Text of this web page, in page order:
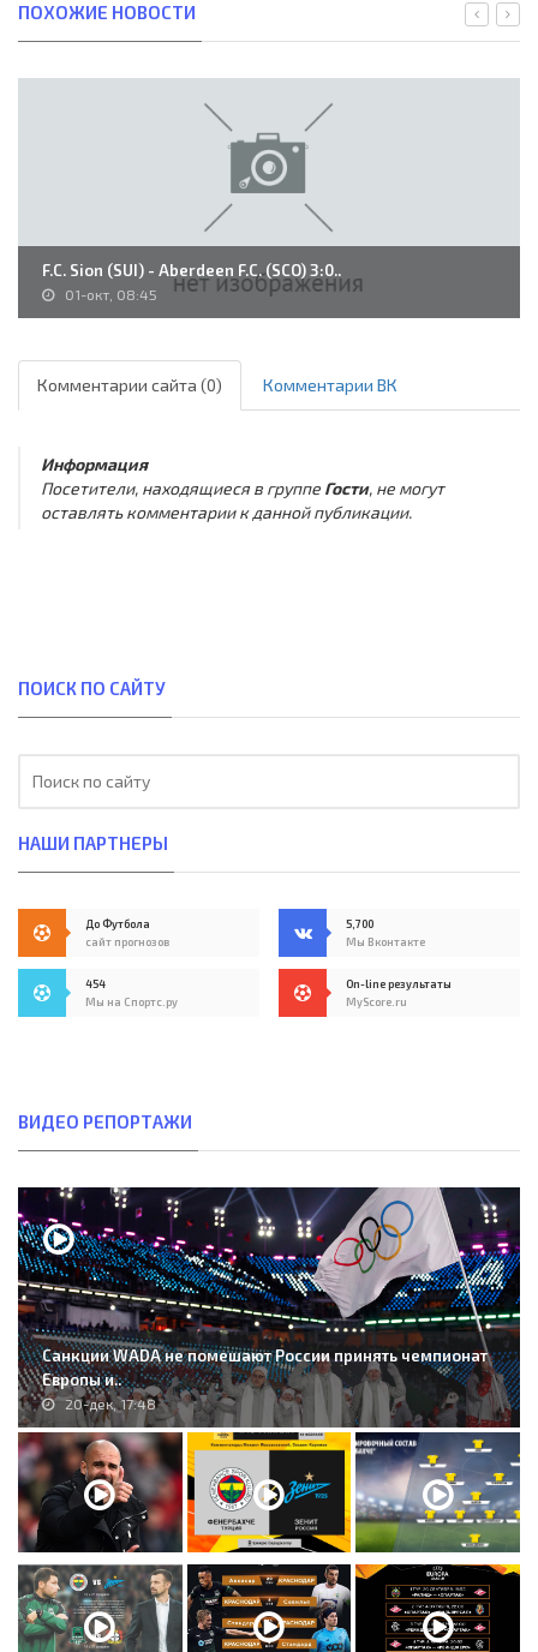
ПОХОЖИЕ НОВОСТИ
F.C. Sion (SUI) - Aberdeen F.C. (SCO) 3:0..
01-окт, 08:45
Комментарии сайта (0) Комментарии ВК
Информация
Посетители, находящиеся в группе Гости, не могут
оставлять комментарии к данной публикации.
ПОИСК ПО САЙТУ
НАШИ ПАРТНЕРЫ
До Футбола
сайт прогнозов
5,700
Мы Вконтакте
454
Мы на Спортс.ру
On-line результаты
MyScore.ru
ВИДЕО РЕПОРТАЖИ
Санкции WADA не помешают России принять чемпионат
Европы и..
20-дек, 17:48